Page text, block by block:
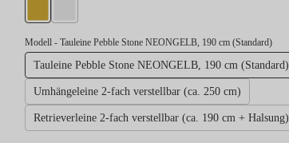
gold
Modell - Tauleine Pebble Stone NEONGELB, 190 cm (Standard)
Tauleine Pebble Stone NEONGELB, 190 cm (Standard)
Umhängeleine 2-fach verstellbar (ca. 250 cm)
Retrieverleine 2-fach verstellbar (ca. 190 cm + Halsung)